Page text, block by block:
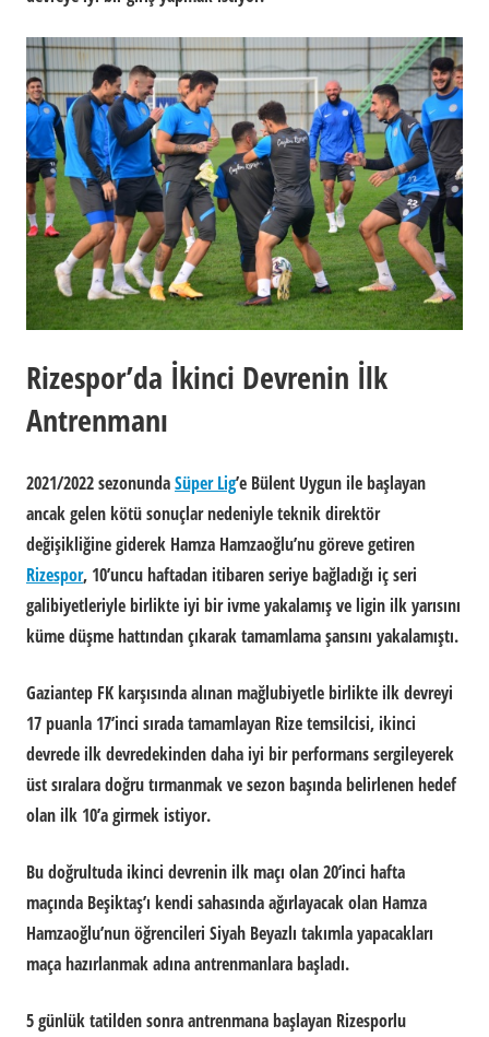
Rizespor’da İkinci Devrenin İlk
Antrenmanı
2021/2022 sezonundaSüper Lig’e Bülent Uygun ile başlayan
ancak gelen kötü sonuçlar nedeniyle teknik direktör
değişikliğine giderek Hamza Hamzaoğlu’nu göreve getiren
Rizespor, 10’uncu haftadan itibaren seriye bağladığı iç seri
galibiyetleriyle birlikte iyi bir ivme yakalamış ve ligin ilk yarısını
küme düşme hattından çıkarak tamamlama şansını yakalamıştı.
Gaziantep FK karşısında alınan mağlubiyetle birlikte ilk devreyi
17 puanla 17’inci sırada tamamlayan Rize temsilcisi, ikinci
devrede ilk devredekinden daha iyi bir performans sergileyerek
üst sıralara doğru tırmanmak ve sezon başında belirlenen hedef
olan ilk 10’a girmek istiyor.
Bu doğrultuda ikinci devrenin ilk maçı olan 20’inci hafta
maçında Beşiktaş’ı kendi sahasında ağırlayacak olan Hamza
Hamzaoğlu’nun öğrencileri Siyah Beyazlı takımla yapacakları
maça hazırlanmak adına antrenmanlara başladı.
5 günlük tatilden sonra antrenmana başlayan Rizesporlu